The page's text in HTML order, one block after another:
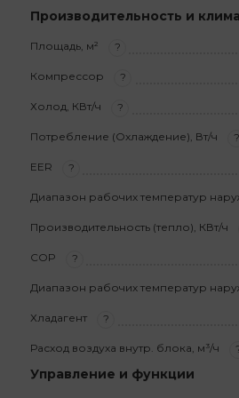
Производительность и
Площадь, м² ?
Компрессор ?
Холод, КВт/ч ?
Потребление (Охлаждение), Вт/ч ?
EER ?
Диапазон рабочих температур
Производительность (тепло), КВт/ч
COP ?
Диапазон рабочих температур
Хладагент ?
Расход воздуха внутр. блока, м³/ч
Управление и функции